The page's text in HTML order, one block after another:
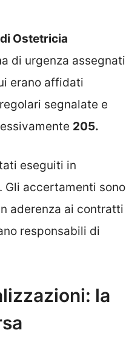
Ostetricia
di urgenza assegnati
erano affidati
segnalate e
205.
eseguiti in
accertamenti sono
aderenza ai contratti
responsabili di
la